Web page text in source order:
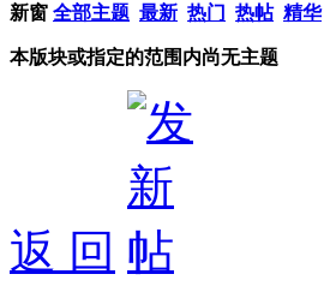
新窗 全部主题 最新 热门 热帖 精华
本版块或指定的范围内尚无主题
返 回